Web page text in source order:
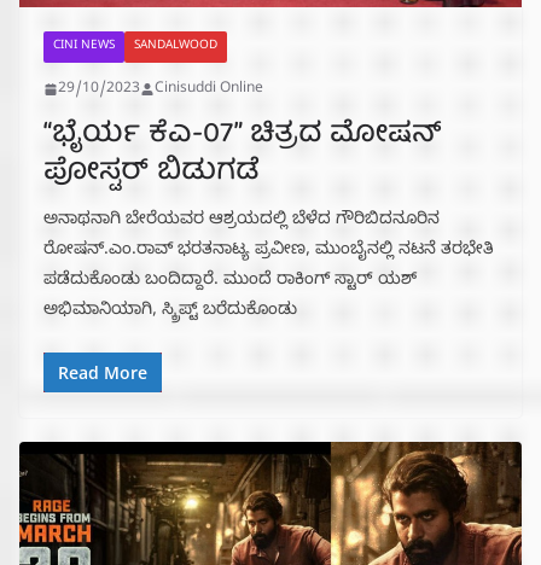
CINI NEWS SANDALWOOD
29/10/2023 Cinisuddi Online
“ಭೈರ್ಯ ಕೆಎ-07” ಚಿತ್ರದ ಮೋಷನ್
ಪೋಸ್ಟರ್ ಬಿಡುಗಡೆ
ಅನಾಥನಾಗಿ ಬೇರೆಯವರ ಆಶ್ರಯದಲ್ಲಿ ಬೆಳೆದ ಗೌರಿಬಿದನೂರಿನ
ರೋಷನ್.ಎಂ.ರಾವ್ ಭರತನಾಟ್ಯ ಪ್ರವೀಣ, ಮುಂಬೈನಲ್ಲಿ ನಟನೆ ತರಭೇತಿ
ಪಡೆದುಕೊಂಡು ಬಂದಿದ್ದಾರೆ. ಮುಂದೆ ರಾಕಿಂಗ್ ಸ್ಟಾರ್ ಯಶ್
ಅಭಿಮಾನಿಯಾಗಿ, ಸ್ಕ್ರಿಪ್ಟ್ ಬರೆದುಕೊಂಡು
Read More